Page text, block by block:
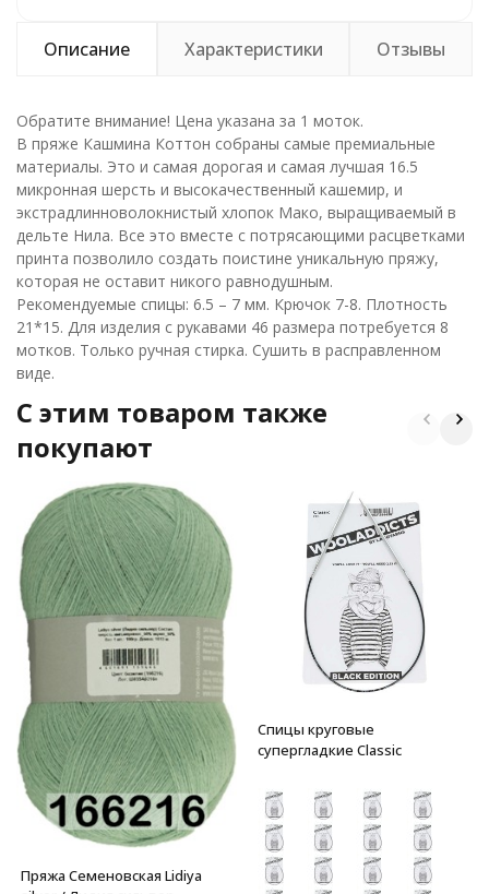
Описание Характеристики Отзывы
Обратите внимание! Цена указана за 1 моток.
В пряже Кашмина Коттон собраны самые премиальные
материалы. Это и самая дорогая и самая лучшая 16.5
микронная шерсть и высокачественный кашемир, и
экстрадлинноволокнистый хлопок Мако, выращиваемый в
дельте Нила. Все это вместе с потрясающими расцветками
принта позволило создать поистине уникальную пряжу,
которая не оставит никого равнодушным.
Рекомендуемые спицы: 6.5 – 7 мм. Крючок 7-8. Плотность
21*15. Для изделия с рукавами 46 размера потребуется 8
мотков. Только ручная стирка. Сушить в расправленном
виде.
C этим товаром также
покупают
Пряжа Семеновская Lidiya
Спицы круговые
супергладкие Classic